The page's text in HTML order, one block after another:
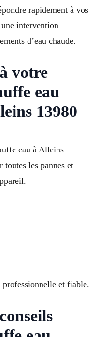
rapidement à vos
intervention
d’eau chaude.
votre
eau
13980
eau à Alleins
toutes les pannes et
professionnelle et fiable.